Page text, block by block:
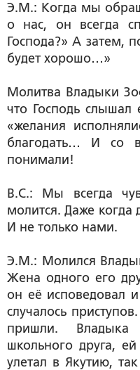
Э.М.: Когда мы
о нас, он всегда
Господа?» А затем,
будет хорошо…»
Молитва Владыки
что Господь слышал
«желания
благодать… И со
понимали!
В.С.: Мы всегда
молится. Даже когда
И не только нами.
Э.М.: Молился
Жена одного его
он её исповедовал
случалось
пришли. Владыка
школьного друга,
улетал в Якутию,